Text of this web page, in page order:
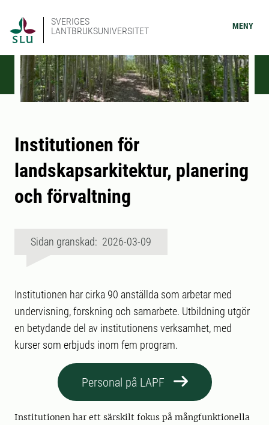
SVERIGES
LANTBRUKSUNIVERSITET
MENY
Institutionen för
landskapsarkitektur, planering
och förvaltning
Sidan granskad: 2026-03-09
Institutionen har cirka 90 anställda som arbetar med
undervisning, forskning och samarbete. Utbildning utgör
en betydande del av institutionens verksamhet, med
kurser som erbjuds inom fem program.
Personal på LAPF
Institutionen har ett särskilt fokus på mångfunktionella